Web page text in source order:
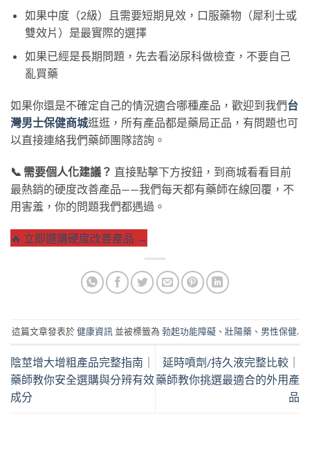
如果中度（2級）且需要短期見效，口服藥物（犀利士或
雙效片）是最實際的選擇
如果已經是長期問題，先去看泌尿科做檢查，不要自己
亂買藥
如果你還是不確定自己的情況適合哪種產品，歡迎到我們台
灣男士保健商城逛逛，所有產品都是藥局正品，有問題也可
以直接連絡我們藥師團隊諮詢。
📞 需要個人化建議？ 直接點擊下方按鈕，到商城看看目前
最熱銷的硬度改善產品——我們每天都有藥師在線回覆，不
用害羞，你的問題我們都遇過。
🔥 立即選購硬度改善產品 →
這篇文章發表於健康資訊 並被標籤為 勃起功能障礙、 壯陽藥 、 男性保健.
陰莖增大增粗產品完整指南｜
藥師教你安全選購與分辨有效
成分
延時噴劑/持久液完整比較｜
藥師教你挑選最適合的外用產
品